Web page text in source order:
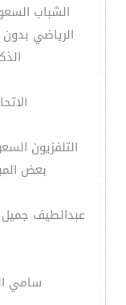
الشباب
الرياضي
التلفزيون
بعض
عبدالطيف جميل
سامي